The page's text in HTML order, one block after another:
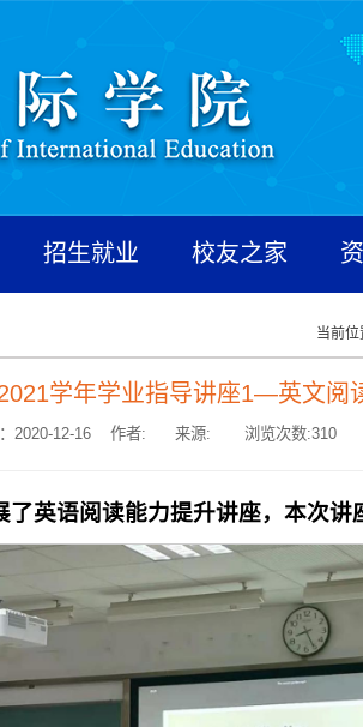
招生就业 校友之家
当前位
学年学业指导讲座1—英文阅
2020-12-16 作者: 来源: 浏览次数:310
英语阅读能力提升讲座，本次讲